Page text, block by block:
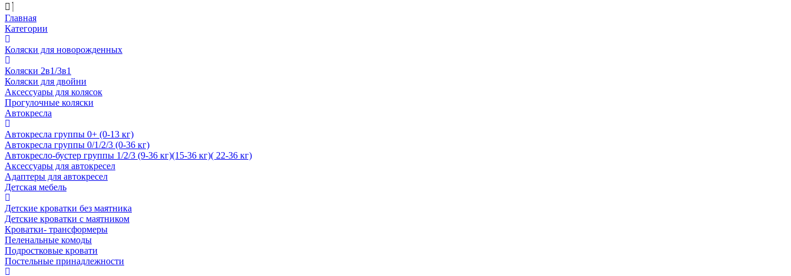
Главная
Категории
Коляски для новорожденных
Коляски 2в1/3в1
Коляски для двойни
Аксессуары для колясок
Прогулочные коляски
Автокресла
Автокресла группы 0+ (0-13 кг)
Автокресла группы 0/1/2/3 (0-36 кг)
Автокресло-бустер группы 1/2/3 (9-36 кг)(15-36 кг)( 22-36 кг)
Аксессуары для автокресел
Адаптеры для автокресел
Детская мебель
Детские кроватки без маятника
Детские кроватки с маятником
Кроватки- трансформеры
Пеленальные комоды
Подростковые кровати
Постельные принадлежности